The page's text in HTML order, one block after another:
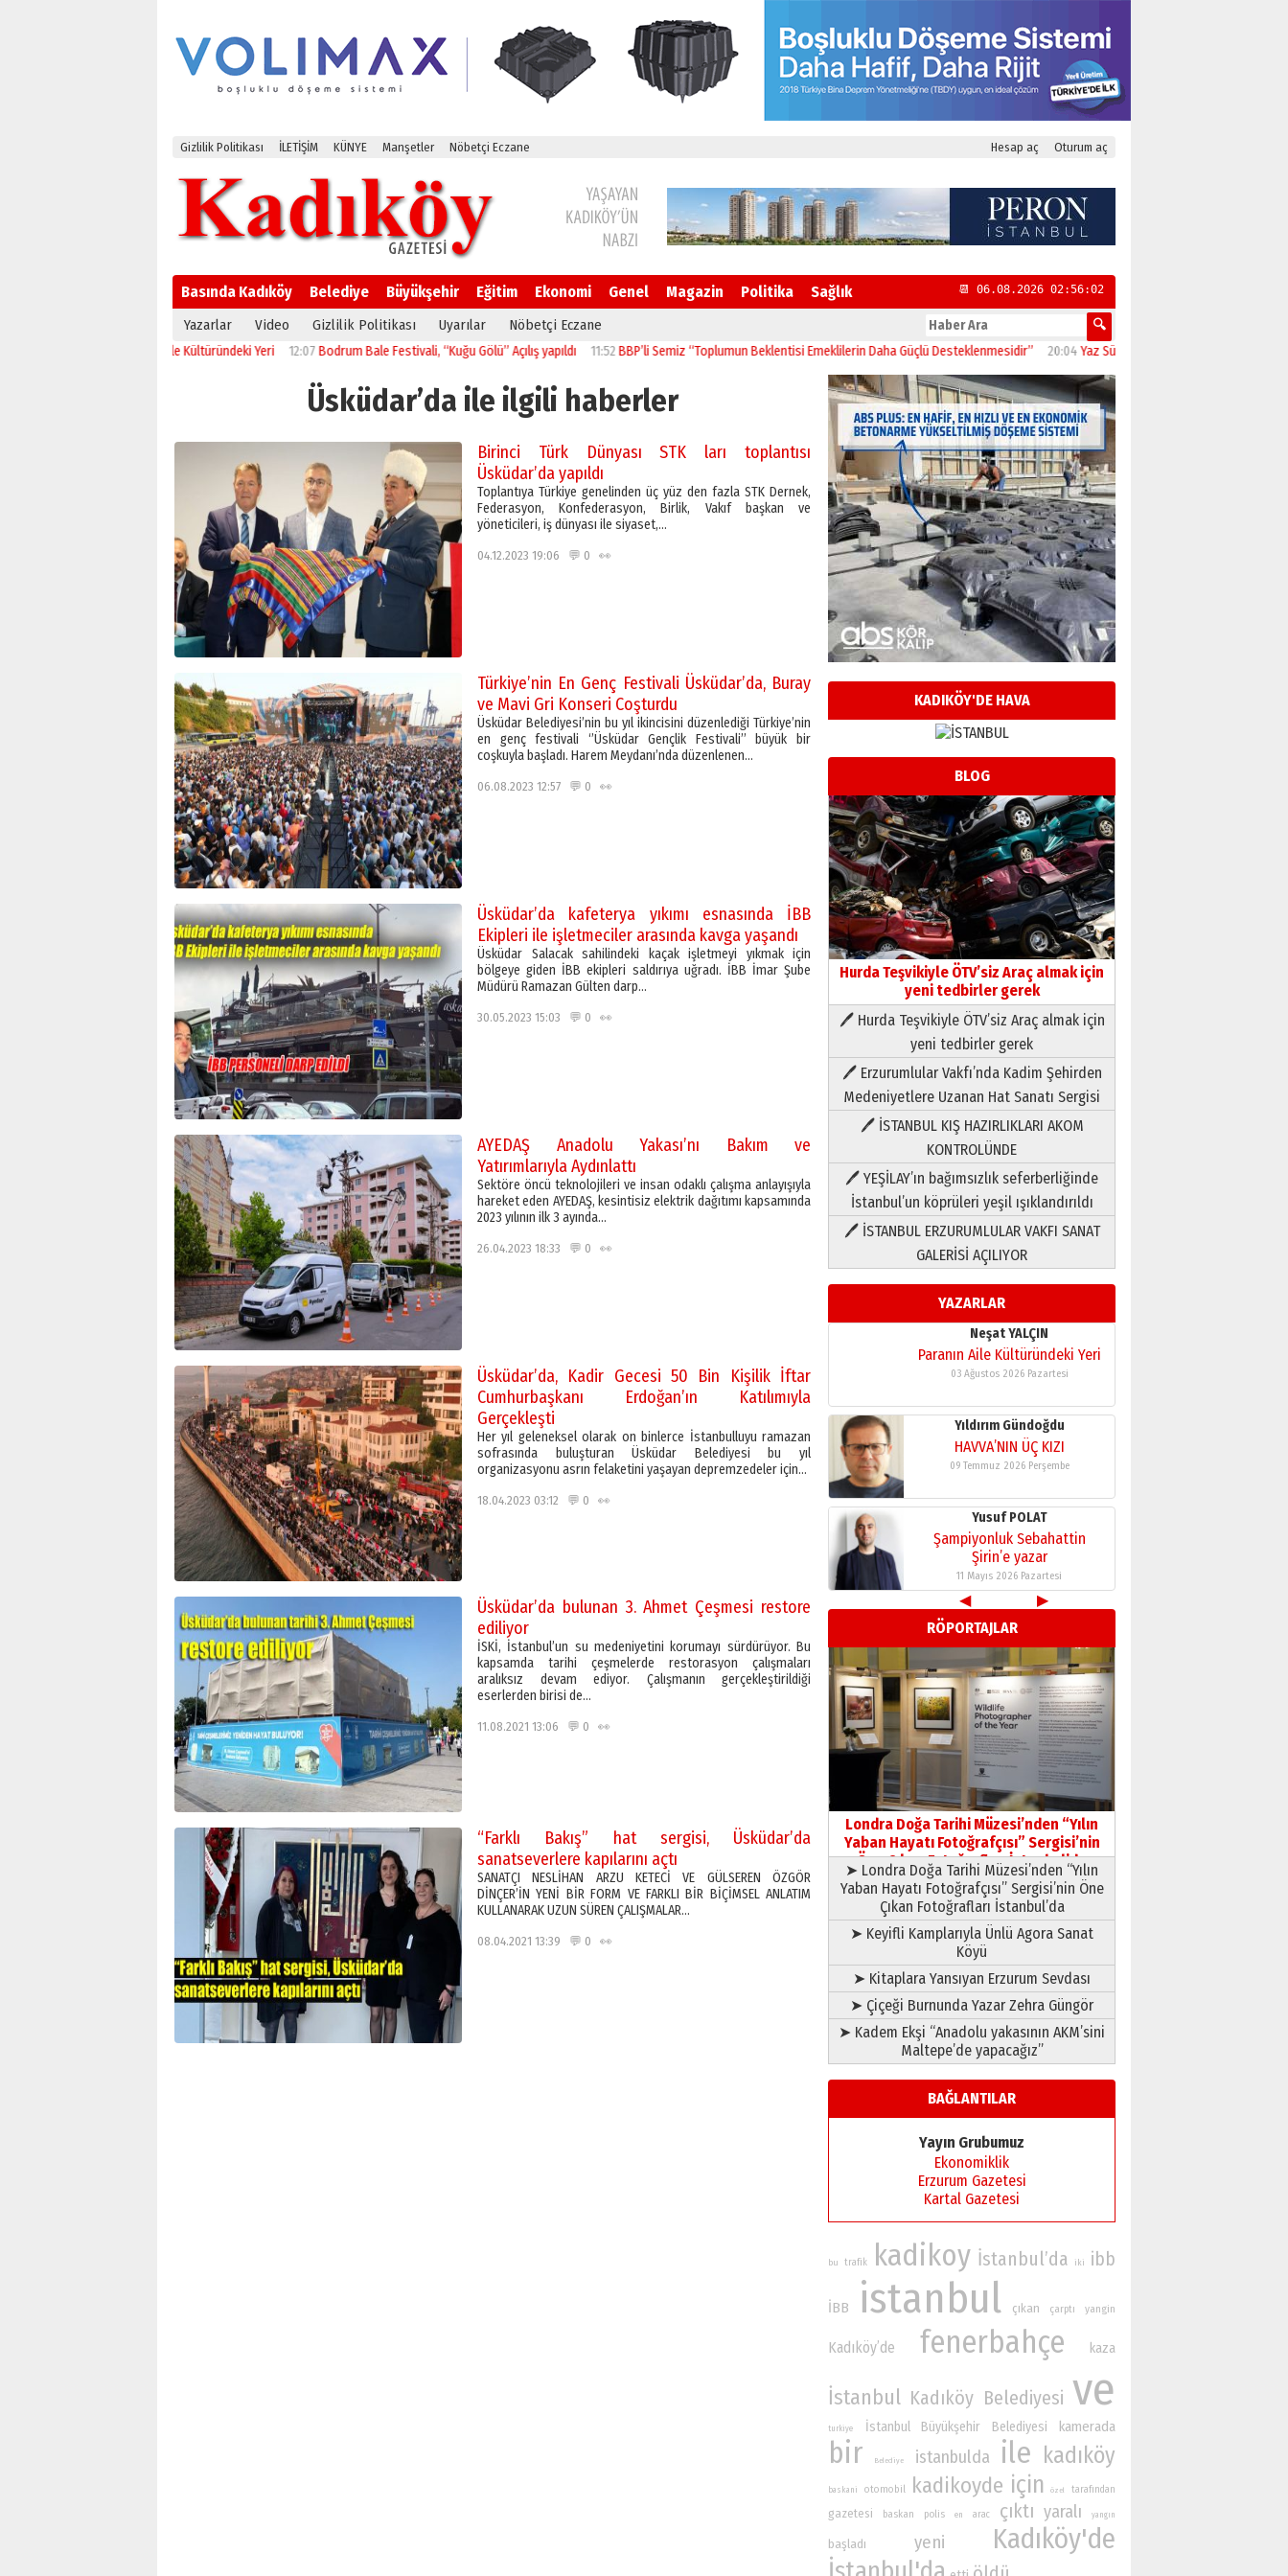
Gizlilik Politikası İLETİŞİM KÜNYE Manşetler Nöbetçi Eczane Hesap aç Oturum aç
Basında Kadıköy Belediye Büyükşehir Eğitim Ekonomi Genel Magazin Politika Sağlık 📆 06.08.2026 02:56:03
Yazarlar Video Gizlilik Politikası Uyarılar Nöbetçi Eczane
Paranın Aile Kültüründeki Yeri 12:07Bodrum Bale Festivali, “Kuğu Gölü” Açılış yapıldı 11:52BBP’li Semiz “Toplumun Beklentisi Emeklilerin Daha Güçlü Desteklenmesidir” 20:04Yaz Sürüşüne Çıkmadan Önce: Motosikletinizi
Üsküdar’da ile ilgili haberler
Birinci Türk Dünyası STK ları toplantısı
Üsküdar’da yapıldı
Toplantıya Türkiye genelinden üç yüz den fazla STK Dernek,
Federasyon, Konfederasyon, Birlik, Vakıf başkan ve
yöneticileri, iş dünyası ile siyaset,…
04.12.2023 19:06 💬 0 👀
Türkiye’nin En Genç Festivali Üsküdar’da, Buray
ve Mavi Gri Konseri Coşturdu
Üsküdar Belediyesi’nin bu yıl ikincisini düzenlediği Türkiye’nin
en genç festivali ‘’Üsküdar Gençlik Festivali’’ büyük bir
coşkuyla başladı. Harem Meydanı’nda düzenlenen…
06.08.2023 12:57 💬 0 👀
Üsküdar’da kafeterya yıkımı esnasında İBB
Ekipleri ile işletmeciler arasında kavga yaşandı
Üsküdar Salacak sahilindeki kaçak işletmeyi yıkmak için
bölgeye giden İBB ekipleri saldırıya uğradı. İBB İmar Şube
Müdürü Ramazan Gülten darp…
30.05.2023 15:03 💬 0 👀
AYEDAŞ Anadolu Yakası’nı Bakım ve
Yatırımlarıyla Aydınlattı
Sektöre öncü teknolojileri ve insan odaklı çalışma anlayışıyla
hareket eden AYEDAŞ, kesintisiz elektrik dağıtımı kapsamında
2023 yılının ilk 3 ayında…
26.04.2023 18:33 💬 0 👀
Üsküdar’da, Kadir Gecesi 50 Bin Kişilik İftar
Cumhurbaşkanı Erdoğan’ın Katılımıyla
Gerçekleşti
Her yıl geleneksel olarak on binlerce İstanbulluyu ramazan
sofrasında buluşturan Üsküdar Belediyesi bu yıl
organizasyonu asrın felaketini yaşayan depremzedeler için…
18.04.2023 03:12 💬 0 👀
Üsküdar’da bulunan 3. Ahmet Çeşmesi restore
ediliyor
İSKİ, İstanbul’un su medeniyetini korumayı sürdürüyor. Bu
kapsamda tarihi çeşmelerde restorasyon çalışmaları
aralıksız devam ediyor. Çalışmanın gerçekleştirildiği
eserlerden birisi de…
11.08.2021 13:06 💬 0 👀
“Farklı Bakış” hat sergisi, Üsküdar’da
sanatseverlere kapılarını açtı
SANATÇI NESLİHAN ARZU KETECİ VE GÜLSEREN ÖZGÖR
DİNÇER’İN YENİ BİR FORM VE FARKLI BİR BİÇİMSEL ANLATIM
KULLANARAK UZUN SÜREN ÇALIŞMALAR…
08.04.2021 13:39 💬 0 👀
KADIKÖY'DE HAVA
BLOG
Hurda Teşvikiyle ÖTV’siz Araç almak için
yeni tedbirler gerek
🖊 Hurda Teşvikiyle ÖTV’siz Araç almak için
yeni tedbirler gerek
🖊 Erzurumlular Vakfı’nda Kadim Şehirden
Medeniyetlere Uzanan Hat Sanatı Sergisi
🖊 İSTANBUL KIŞ HAZIRLIKLARI AKOM
KONTROLÜNDE
🖊 YEŞİLAY’ın bağımsızlık seferberliğinde
İstanbul’un köprüleri yeşil ışıklandırıldı
🖊 İSTANBUL ERZURUMLULAR VAKFI SANAT
GALERİSİ AÇILIYOR
YAZARLAR
Neşat YALÇIN
Paranın Aile Kültüründeki Yeri
03 Ağustos 2026 Pazartesi
Yıldırım Gündoğdu
HAVVA’NIN ÜÇ KIZI
09 Temmuz 2026 Perşembe
Yusuf POLAT
Şampiyonluk Sebahattin
Şirin’e yazar
11 Mayıs 2026 Pazartesi
Neşat YALÇIN
Paranın Aile Kültüründeki Yeri
03 Ağustos 2026 Pazartesi
Yıldırım Gündoğdu
HAVVA’NIN ÜÇ KIZI
09 Temmuz 2026 Perşembe
Yusuf POLAT
Şampiyonluk Sebahattin
Şirin’e yazar
11 Mayıs 2026 Pazartesi
Neşat YALÇIN
Paranın Aile Kültüründeki Yeri
03 Ağustos 2026 Pazartesi
Yıldırım Gündoğdu
HAVVA’NIN ÜÇ KIZI
09 Temmuz 2026 Perşembe
Yusuf POLAT
Şampiyonluk Sebahattin
Şirin’e yazar
11 Mayıs 2026 Pazartesi
◀
▶
RÖPORTAJLAR
Londra Doğa Tarihi Müzesi’nden “Yılın
Yaban Hayatı Fotoğrafçısı” Sergisi’nin
Öne Çıkan Fotoğrafları İstanbul’da
➤ Londra Doğa Tarihi Müzesi’nden “Yılın
Yaban Hayatı Fotoğrafçısı” Sergisi’nin Öne
Çıkan Fotoğrafları İstanbul’da
➤ Keyifli Kamplarıyla Ünlü Agora Sanat
Köyü
➤ Kitaplara Yansıyan Erzurum Sevdası
➤ Çiçeği Burnunda Yazar Zehra Güngör
➤ Kadem Ekşi “Anadolu yakasının AKM’sini
Maltepe’de yapacağız”
BAĞLANTILAR
Yayın Grubumuz
Ekonomiklik
Erzurum Gazetesi
Kartal Gazetesi
bu trafik kadikoy İstanbul’da iki ibb
İBB istanbul çıkan çarptı yangin
Kadıköy’de fenerbahçe kaza
İstanbul Kadıköy Belediyesi ve
turkiye İstanbul Büyükşehir Belediyesi kamerada
bir Belediye istanbulda ile kadıköy
baskani otomobil kadikoyde için özel tarafından
gazetesi baskan polis en arac çıktı yaralı yangın
başladı yeni Kadıköy'de